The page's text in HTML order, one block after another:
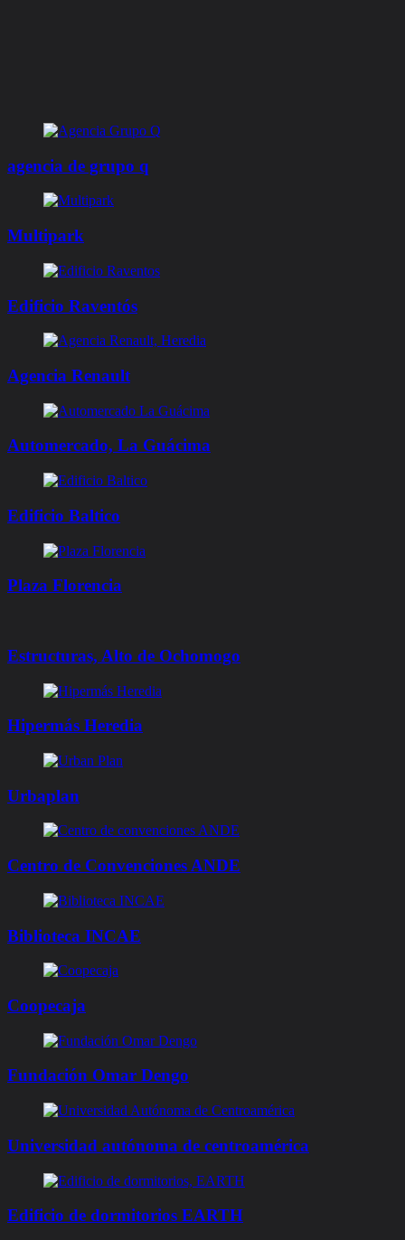
agencia de grupo q
Multipark
Edificio Raventós
Agencia Renault
Automercado, La Guácima
Edificio Baltico
Plaza Florencia
Estructuras, Alto de Ochomogo
Hipermás Heredia
Urbaplan
Centro de Convenciones ANDE
Biblioteca INCAE
Coopecaja
Fundación Omar Dengo
Universidad autónoma de centroamérica
Edificio de dormitorios EARTH